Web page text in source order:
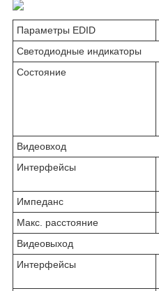
Параметры EDID
Светодиодные индикаторы
Состояние
Видеовход
Интерфейсы
Импеданс
Макс. расстояние
Видеовыход
Интерфейсы